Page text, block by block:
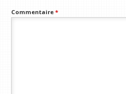
Commentaire*